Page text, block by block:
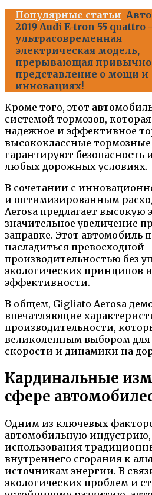
Популярные статьи
2019 Audi E-tron 55 quattro
ультрасовременная
электрическая модель,
прерывающая
представление о мощи и
инновациях!
Кроме того, этот
системой тормозов,
надежное и эффективное
высококлассные
гарантируют безопасность
любых дорожных условиях.
В сочетании с
и оптимизированным
Aerosa предлагает
значительное увеличение
заправке. Этот автомобиль
насладиться превосходной
производительностью без
экологических принципов
эффективности.
В общем, Gigliato Aerosa
впечатляющие
производительности,
великолепным выбором
скорости и динамики на
Кардинальные
сфере
Одним из ключевых
автомобильную индустрию,
использования
внутреннего сгорания к
источникам энергии. В
экологических проблем и